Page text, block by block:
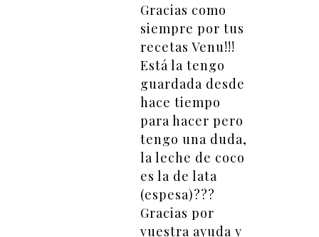
Gracias como
siempre por tus
recetas Venu!!!
Está la tengo
guardada desde
hace tiempo
para hacer pero
tengo una duda,
la leche de coco
es la de lata
(espesa)???
Gracias por
vuestra ayuda y